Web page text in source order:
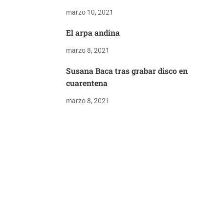
marzo 10, 2021
El arpa andina
marzo 8, 2021
Susana Baca tras grabar disco en
cuarentena
marzo 8, 2021